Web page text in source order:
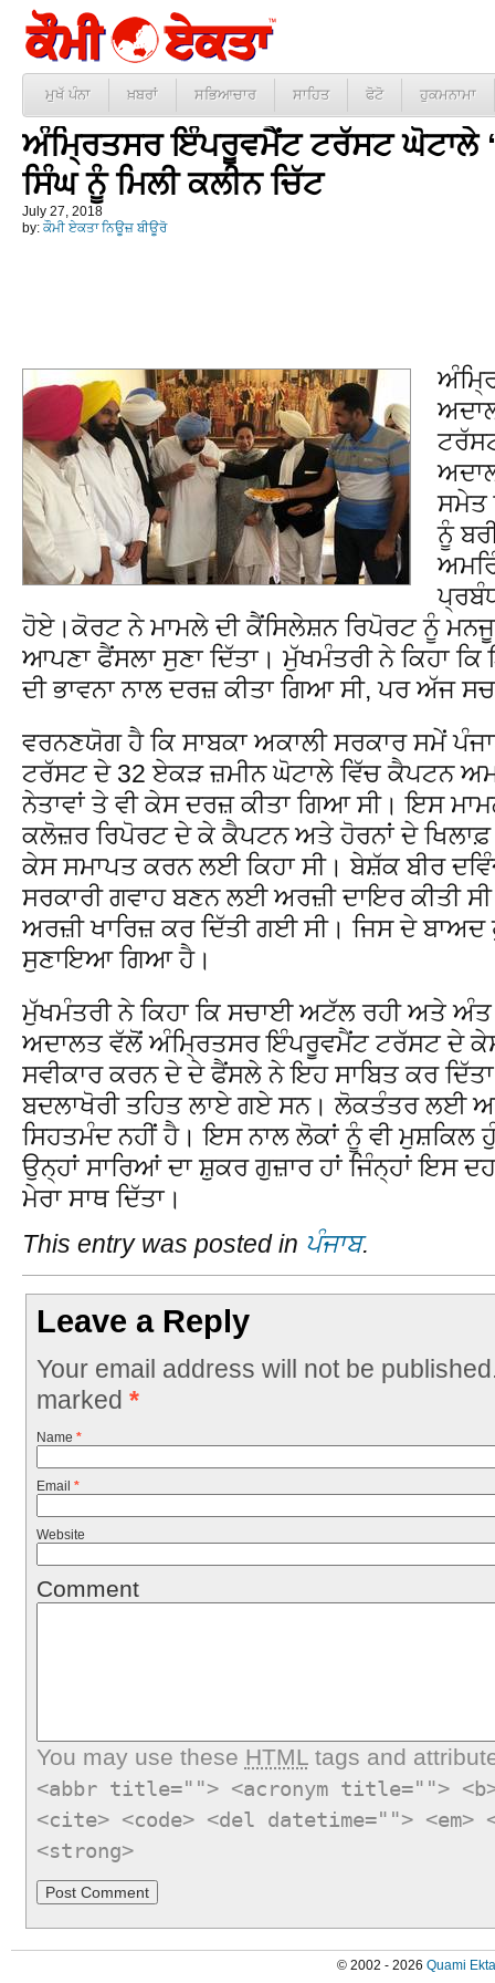
ਮੁਖੱ ਪੰਨਾ ਖ਼ਬਰਾਂ ਸਭਿਆਚਾਰ ਸਾਹਿਤ ਫੋਟੋ ਹੁਕਮਨਾਮਾ
ਅੰਮ੍ਰਿਤਸਰ ਇੰਪਰੂਵਮੈਂਟ ਟਰੱਸਟ ਘੋਟਾਲੇ
ਸਿੰਘ ਨੂੰ ਮਿਲੀ ਕਲੀਨ ਚਿੱਟ
July 27, 2018
by: ਕੌਮੀ ਏਕਤਾ ਨਿਊਜ਼ ਬੀਊਰੋ
ਸਮੇਤ
ਨੂੰ
ਹੋਏ।ਕੋਰਟ ਨੇ ਮਾਮਲੇ ਦੀ ਕੈਂਸਿਲੇਸ਼ਨ ਰਿਪੋਰਟ ਨੂੰ
ਆਪਣਾ ਫੈਂਸਲਾ ਸੁਣਾ ਦਿੱਤਾ। ਮੁੱਖਮੰਤਰੀ ਨੇ ਕਿਹਾ
ਦੀ ਭਾਵਨਾ ਨਾਲ ਦਰਜ਼ ਕੀਤਾ ਗਿਆ ਸੀ, ਪਰ ਅੱਜ
ਵਰਨਣਯੋਗ ਹੈ ਕਿ ਸਾਬਕਾ ਅਕਾਲੀ ਸਰਕਾਰ ਸਮੇਂ
ਟਰੱਸਟ ਦੇ 32 ਏਕੜ ਜ਼ਮੀਨ ਘੋਟਾਲੇ ਵਿੱਚ ਕੈਪਟਨ
ਨੇਤਾਵਾਂ ਤੇ ਵੀ ਕੇਸ ਦਰਜ਼ ਕੀਤਾ ਗਿਆ ਸੀ। ਇਸ
ਕਲੋਜ਼ਰ ਰਿਪੋਰਟ ਦੇ ਕੇ ਕੈਪਟਨ ਅਤੇ ਹੋਰਨਾਂ ਦੇ
ਕੇਸ ਸਮਾਪਤ ਕਰਨ ਲਈ ਕਿਹਾ ਸੀ। ਬੇਸ਼ੱਕ ਬੀਰ
ਸਰਕਾਰੀ ਗਵਾਹ ਬਣਨ ਲਈ ਅਰਜ਼ੀ ਦਾਇਰ ਕੀਤੀ
ਅਰਜ਼ੀ ਖਾਰਿਜ਼ ਕਰ ਦਿੱਤੀ ਗਈ ਸੀ। ਜਿਸ ਦੇ
ਸੁਣਾਇਆ ਗਿਆ ਹੈ।
ਮੁੱਖਮੰਤਰੀ ਨੇ ਕਿਹਾ ਕਿ ਸਚਾਈ ਅਟੱਲ ਰਹੀ ਅਤੇ
ਅਦਾਲਤ ਵੱਲੋਂ ਅੰਮ੍ਰਿਤਸਰ ਇੰਪਰੂਵਮੈਂਟ ਟਰੱਸਟ ਦੇ
ਸਵੀਕਾਰ ਕਰਨ ਦੇ ਦੇ ਫੈਂਸਲੇ ਨੇ ਇਹ ਸਾਬਿਤ ਕਰ
ਬਦਲਾਖੋਰੀ ਤਹਿਤ ਲਾਏ ਗਏ ਸਨ। ਲੋਕਤੰਤਰ ਲਈ
ਸਿਹਤਮੰਦ ਨਹੀਂ ਹੈ। ਇਸ ਨਾਲ ਲੋਕਾਂ ਨੂੰ ਵੀ
ਉਨ੍ਹਾਂ ਸਾਰਿਆਂ ਦਾ ਸ਼ੁਕਰ ਗੁਜ਼ਾਰ ਹਾਂ ਜਿੰਨ੍ਹਾਂ ਇਸ
ਮੇਰਾ ਸਾਥ ਦਿੱਤਾ।
This entry was posted in ਪੰਜਾਬ.
Leave a Reply
Your email address will not be
marked *
Name *
Email *
Website
Comment
You may use these HTMLtags and
<abbr title=""> <acronym title="">
<cite> <code> <del datetime="">
<strong>
© 2002 - 2026 Quami